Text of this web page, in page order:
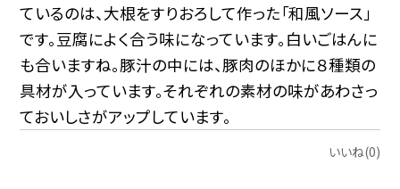
ているのは、大根をすりおろして作った「和風ソース」
です。豆腐によく合う味になっています。白いごはんに
も合いますね。豚汁の中には、豚肉のほかに８種類の
具材が入っています。それぞれの素材の味があわさっ
ておいしさがアップしています。
いいね(0)